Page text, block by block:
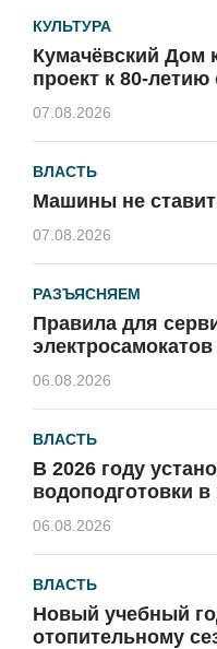
КУЛЬТУРА
Кумачёвский Дом
проект к 80-
07.08.2026
ВЛАСТЬ
Машины не
07.08.2026
РАЗЪЯСНЯЕМ
Правила для
электросамокатов
06.08.2026
ВЛАСТЬ
В 2026 году
водоподготовки в
06.08.2026
ВЛАСТЬ
Новый учебный
отопительному